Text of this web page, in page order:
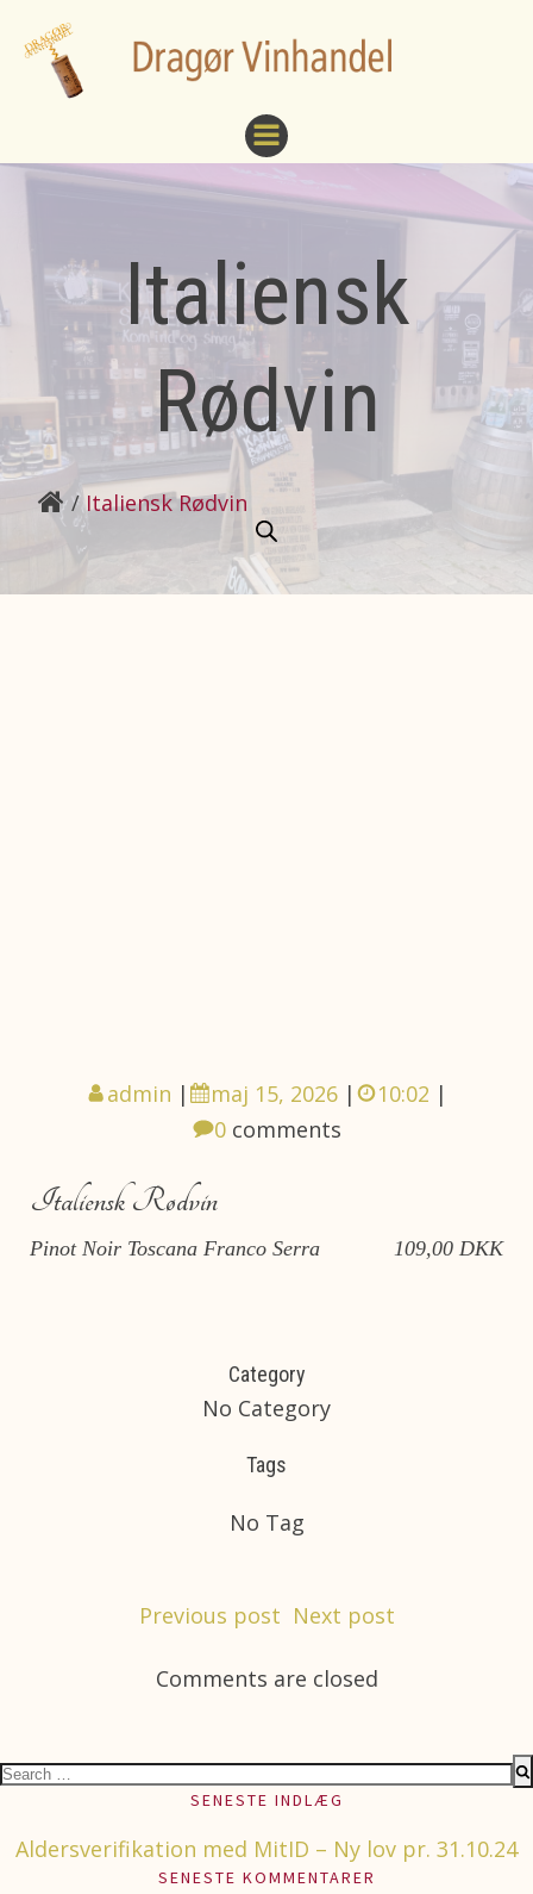
til
indhold
Italiensk
Rødvin
Italiensk Rødvin
admin | maj 15, 2026 | 10:02 |
0 comments
Italiensk Rødvin
109,00 DKK
Pinot Noir Toscana Franco Serra
Category
No Category
Tags
No Tag
Post
navigation
Previous post Post
navigation
Next post
Comments are closed
Search
SENESTE INDLÆG
Aldersverifikation med MitID – Ny lov pr. 31.10.24
SENESTE KOMMENTARER